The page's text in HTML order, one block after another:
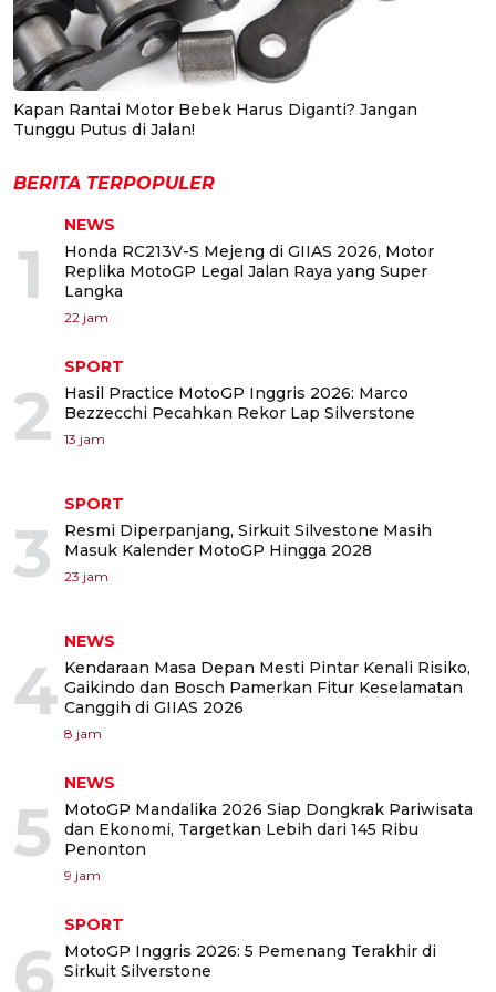
Kapan Rantai Motor Bebek Harus Diganti? Jangan
Tunggu Putus di Jalan!
BERITA TERPOPULER
1
NEWS
Honda RC213V-S Mejeng di GIIAS 2026, Motor
Replika MotoGP Legal Jalan Raya yang Super
Langka
22 jam
2
SPORT
Hasil Practice MotoGP Inggris 2026: Marco
Bezzecchi Pecahkan Rekor Lap Silverstone
13 jam
3
SPORT
Resmi Diperpanjang, Sirkuit Silvestone Masih
Masuk Kalender MotoGP Hingga 2028
23 jam
4
NEWS
Kendaraan Masa Depan Mesti Pintar Kenali Risiko,
Gaikindo dan Bosch Pamerkan Fitur Keselamatan
Canggih di GIIAS 2026
8 jam
5
NEWS
MotoGP Mandalika 2026 Siap Dongkrak Pariwisata
dan Ekonomi, Targetkan Lebih dari 145 Ribu
Penonton
9 jam
6
SPORT
MotoGP Inggris 2026: 5 Pemenang Terakhir di
Sirkuit Silverstone